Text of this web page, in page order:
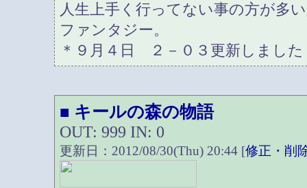
人生上手く行ってない事の方が多
ファンタジー。
＊９月４日 ２－０３更新しました
■ キールの森の物語
OUT: 999 IN: 0
更新日：2012/08/30(Thu) 20:44 [修正・削